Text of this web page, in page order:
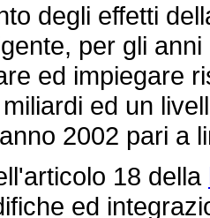
degli effetti
per gli
ed impiegare
ed un
2002 pari a
18 della
ed